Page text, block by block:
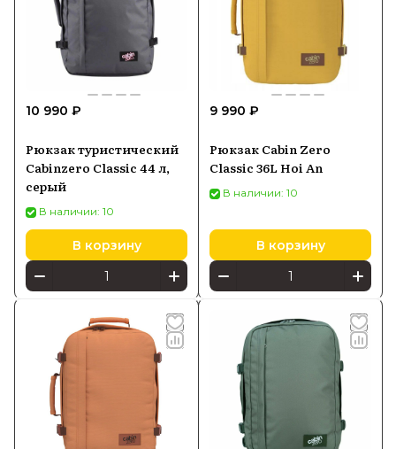
10 990 ₽
Рюкзак туристический
Cabinzero Classic 44 л,
серый
В наличии: 10
В корзину
9 990 ₽
Рюкзак Cabin Zero
Classic 36L Hoi An
В наличии: 10
В корзину